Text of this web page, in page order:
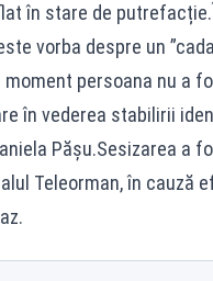
în stare de
vorba despre un
moment persoana nu a
în vederea stabilirii
Pășu.Sesizarea a
Teleorman, în cauză